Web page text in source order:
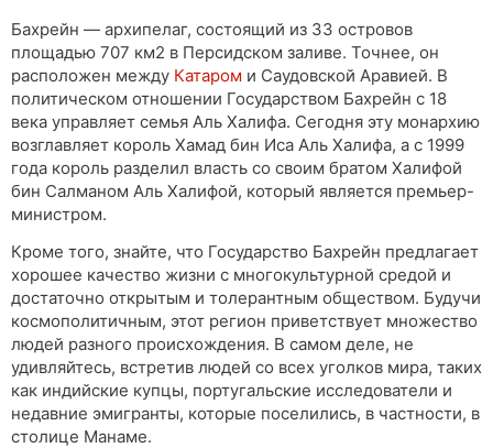
Бахрейн — архипелаг, состоящий из 33 островов
площадью 707 км2 в Персидском заливе. Точнее, он
расположен между Катаром и Саудовской Аравией. В
политическом отношении Государством Бахрейн с 18
века управляет семья Аль Халифа. Сегодня эту монархию
возглавляет король Хамад бин Иса Аль Халифа, а с 1999
года король разделил власть со своим братом Халифой
бин Салманом Аль Халифой, который является премьер-
министром.
Кроме того, знайте, что Государство Бахрейн предлагает
хорошее качество жизни с многокультурной средой и
достаточно открытым и толерантным обществом. Будучи
космополитичным, этот регион приветствует множество
людей разного происхождения. В самом деле, не
удивляйтесь, встретив людей со всех уголков мира, таких
как индийские купцы, португальские исследователи и
недавние эмигранты, которые поселились, в частности, в
столице Манаме.